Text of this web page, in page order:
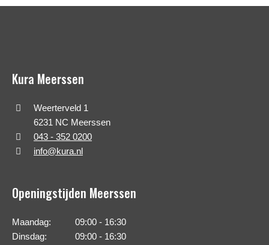
Kura Meerssen
Weerterveld 1
6231 NC Meerssen
043 - 352 0200
info@kura.nl
Openingstijden Meerssen
Maandag:
09:00 - 16:30
Dinsdag:
09:00 - 16:30